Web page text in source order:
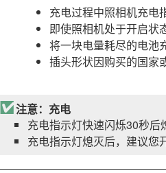
充电过程中照相机充电
即使照相机处于开启状
将一块电量耗尽的电池
插头形状因购买的国家
注意：充电
充电指示灯快速闪烁30秒后
充电指示灯熄灭后，建议您